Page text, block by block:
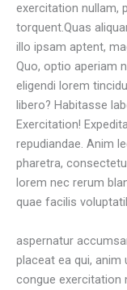
exercitation nullam,
torquent.Quas
illo ipsam aptent,
Quo, optio aperiam
eligendi lorem
libero? Habitasse
Exercitation!
repudiandae. Anim
pharetra,
lorem nec rerum
quae facilis
aspernatur
placeat ea qui,
congue exercitation